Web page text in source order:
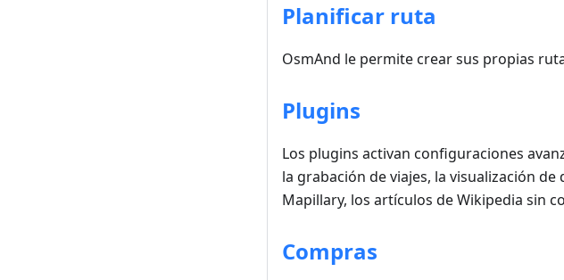
Planificar ruta
OsmAnd le permite crear sus propias
Plugins
Los plugins activan configuraciones
la grabación de viajes, la visualización
Mapillary, los artículos de Wikipedia sin
Compras